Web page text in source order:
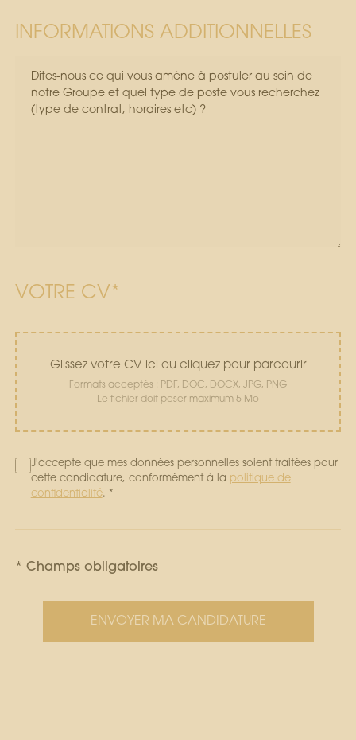
INFORMATIONS ADDITIONNELLES
VOTRE CV*
Glissez votre CV ici ou cliquez pour parcourir
Formats acceptés : PDF, DOC, DOCX, JPG, PNG
Le fichier doit peser maximum 5 Mo
J'accepte que mes données personnelles soient traitées pour
cette candidature, conformément à la politique de
confidentialité. *
* Champs obligatoires
ENVOYER MA CANDIDATURE